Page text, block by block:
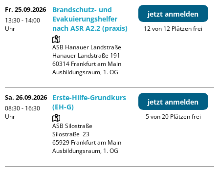
Fr. 25.09.2026
13:30 - 14:00
Uhr
Brandschutz- und
Evakuierungshelfer
nach ASR A2.2 (praxis)
ASB Hanauer Landstraße
Hanauer Landstraße 191
60314 Frankfurt am Main
Ausbildungsraum, 1. OG
jetzt anmelden
12 von 12 Plätzen frei
Sa. 26.09.2026
08:30 - 16:30
Uhr
Erste-Hilfe-Grundkurs
(EH-G)
ASB Silostraße
Silostraße  23
65929 Frankfurt am Main
Ausbildungsraum, 1. OG
jetzt anmelden
5 von 20 Plätzen frei